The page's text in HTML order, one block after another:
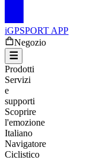
iGPSPORT APP
Negozio
Prodotti
Servizi
e
supporti
Scoprire
l'emozione
Italiano
Navigatore
Ciclistico